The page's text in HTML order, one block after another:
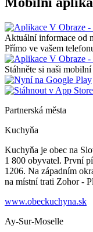
Aktuální informace od
Přímo ve vašem
Stáhněte si naši
Partnerská města
Kuchyňa
Kuchyňa je obec na
1 800 obyvatel. První
1206. Na západním
na místní trati Zohor -
www.obeckuchyna.sk
Ay-Sur-Moselle